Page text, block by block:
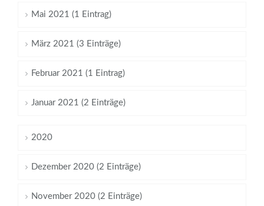
Mai 2021 (1 Eintrag)
März 2021 (3 Einträge)
Februar 2021 (1 Eintrag)
Januar 2021 (2 Einträge)
2020
Dezember 2020 (2 Einträge)
November 2020 (2 Einträge)